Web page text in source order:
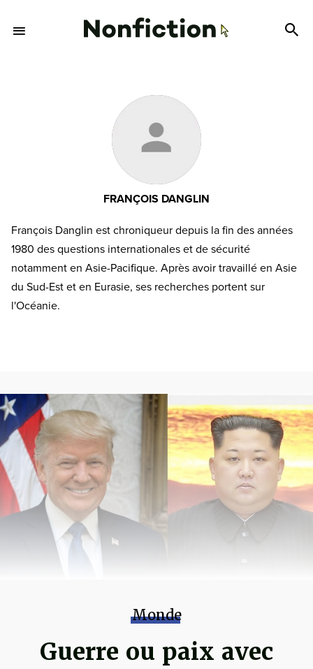
FRANÇOIS DANGLIN
François Danglin est chroniqueur depuis la fin des années
1980 des questions internationales et de sécurité
notamment en Asie-Pacifique. Après avoir travaillé en Asie
du Sud-Est et en Eurasie, ses recherches portent sur
l'Océanie.
Monde
Guerre ou paix avec